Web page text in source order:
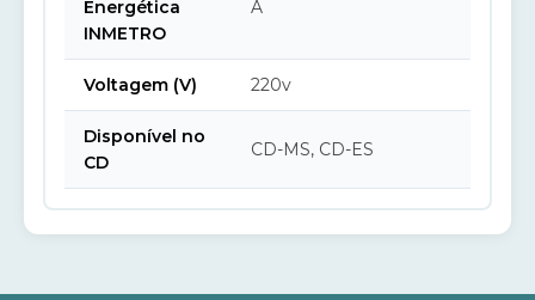
Energética
INMETRO
A
Voltagem (V) 220v
Disponível no
CD
CD-MS, CD-ES